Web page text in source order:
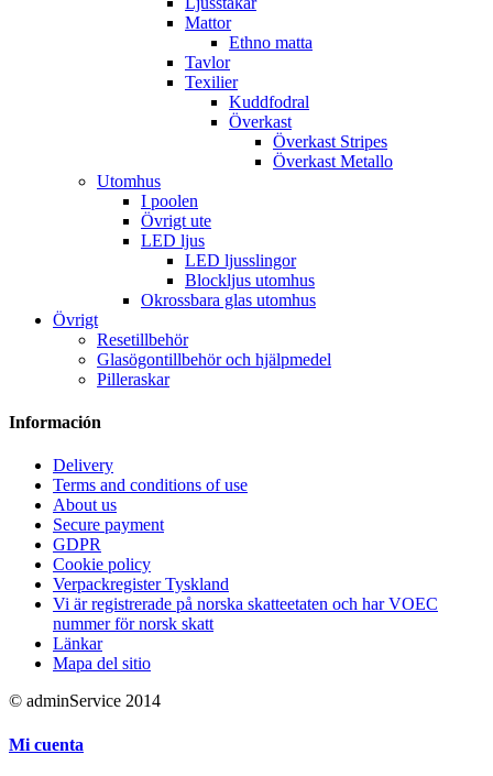
Mattor
Ethno matta
Tavlor
Texilier
Kuddfodral
Överkast
Överkast Stripes
Överkast Metallo
Utomhus
I poolen
Övrigt ute
LED ljus
LED ljusslingor
Blockljus utomhus
Okrossbara glas utomhus
Övrigt
Resetillbehör
Glasögontillbehör och hjälpmedel
Pilleraskar
Información
Delivery
Terms and conditions of use
About us
Secure payment
GDPR
Cookie policy
Verpackregister Tyskland
Vi är registrerade på norska skatteetaten och har VOEC
nummer för norsk skatt
Länkar
Mapa del sitio
© adminService 2014
Mi cuenta